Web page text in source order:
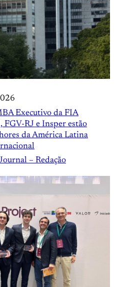
Executivo da FIA
FGV-RJ e Insper estão
da América Latina
– Redação